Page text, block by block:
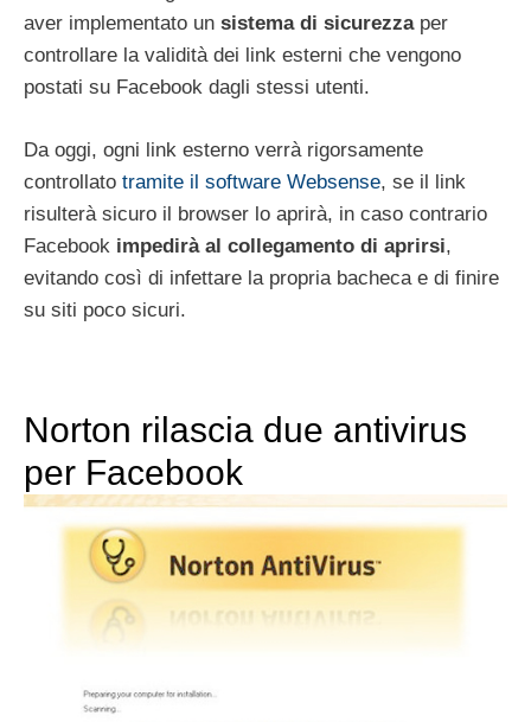
aver implementato un sistema di sicurezzaper
controllare la validità dei link esterni che vengono
postati su Facebook dagli stessi utenti.
Da oggi, ogni link esterno verrà rigorsamente
controllato tramite il software Websense, se il link
risulterà sicuro il browser lo aprirà, in caso contrario
Facebook impedirà al collegamento di aprirsi,
evitando così di infettare la propria bacheca e di finire
su siti poco sicuri.
Norton rilascia due antivirus
per Facebook